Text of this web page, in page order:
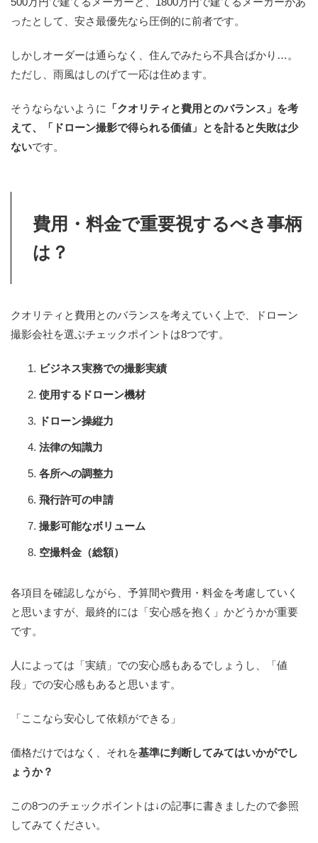
ったとして、安さ最優先なら圧倒的に前者です。
しかしオーダーは通らなく、住んでみたら不具合ばかり…。
ただし、雨風はしのげて一応は住めます。
そうならないように
「クオリティと費用とのバランス」を考
えて、「ドローン撮影で得られる価値」とを計ると失敗は少
ないです。
費用・料金で重要視するべき事柄
は？
クオリティと費用とのバランスを考えていく上で、ドローン
撮影会社を選ぶチェックポイントは8つです。
ビジネス実務での撮影実績
使用するドローン機材
ドローン操縦力
法律の知識力
各所への調整力
飛行許可の申請
撮影可能なボリューム
空撮料金（総額）
各項目を確認しながら、予算間や費用・料金を考慮していく
と思いますが、最終的には「安心感を抱く」かどうかが重要
です。
人によっては「実績」での安心感もあるでしょうし、「値
段」での安心感もあると思います。
「ここなら安心して依頼ができる」
価格だけではなく、それを基準に判断してみてはいかがでし
ょうか？
この8つのチェックポイントは↓の記事に書きましたので参照
してみてください。